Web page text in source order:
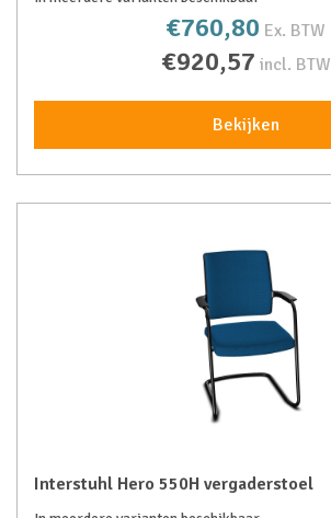
€760,80 Ex. BTW
€920,57 incl. BTW
Bekijken
Interstuhl Hero 550H vergaderstoel